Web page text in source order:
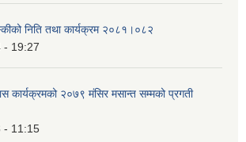
निति तथा कार्यक्रम २०८१।०८२
- 19:27
कार्यक्रमको २०७९ मंसिर मसान्त सम्मको प्रगती
- 11:15